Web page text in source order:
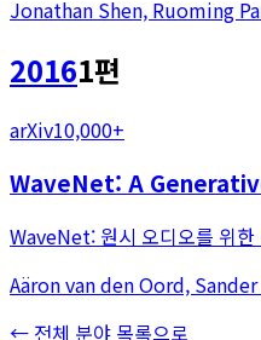
Jonathan Shen, Ruoming
20161편
arXiv10,000+
WaveNet: A
WaveNet: 원시 오디오를 위한
Aäron van den Oord,
← 전체 분야 목록으로